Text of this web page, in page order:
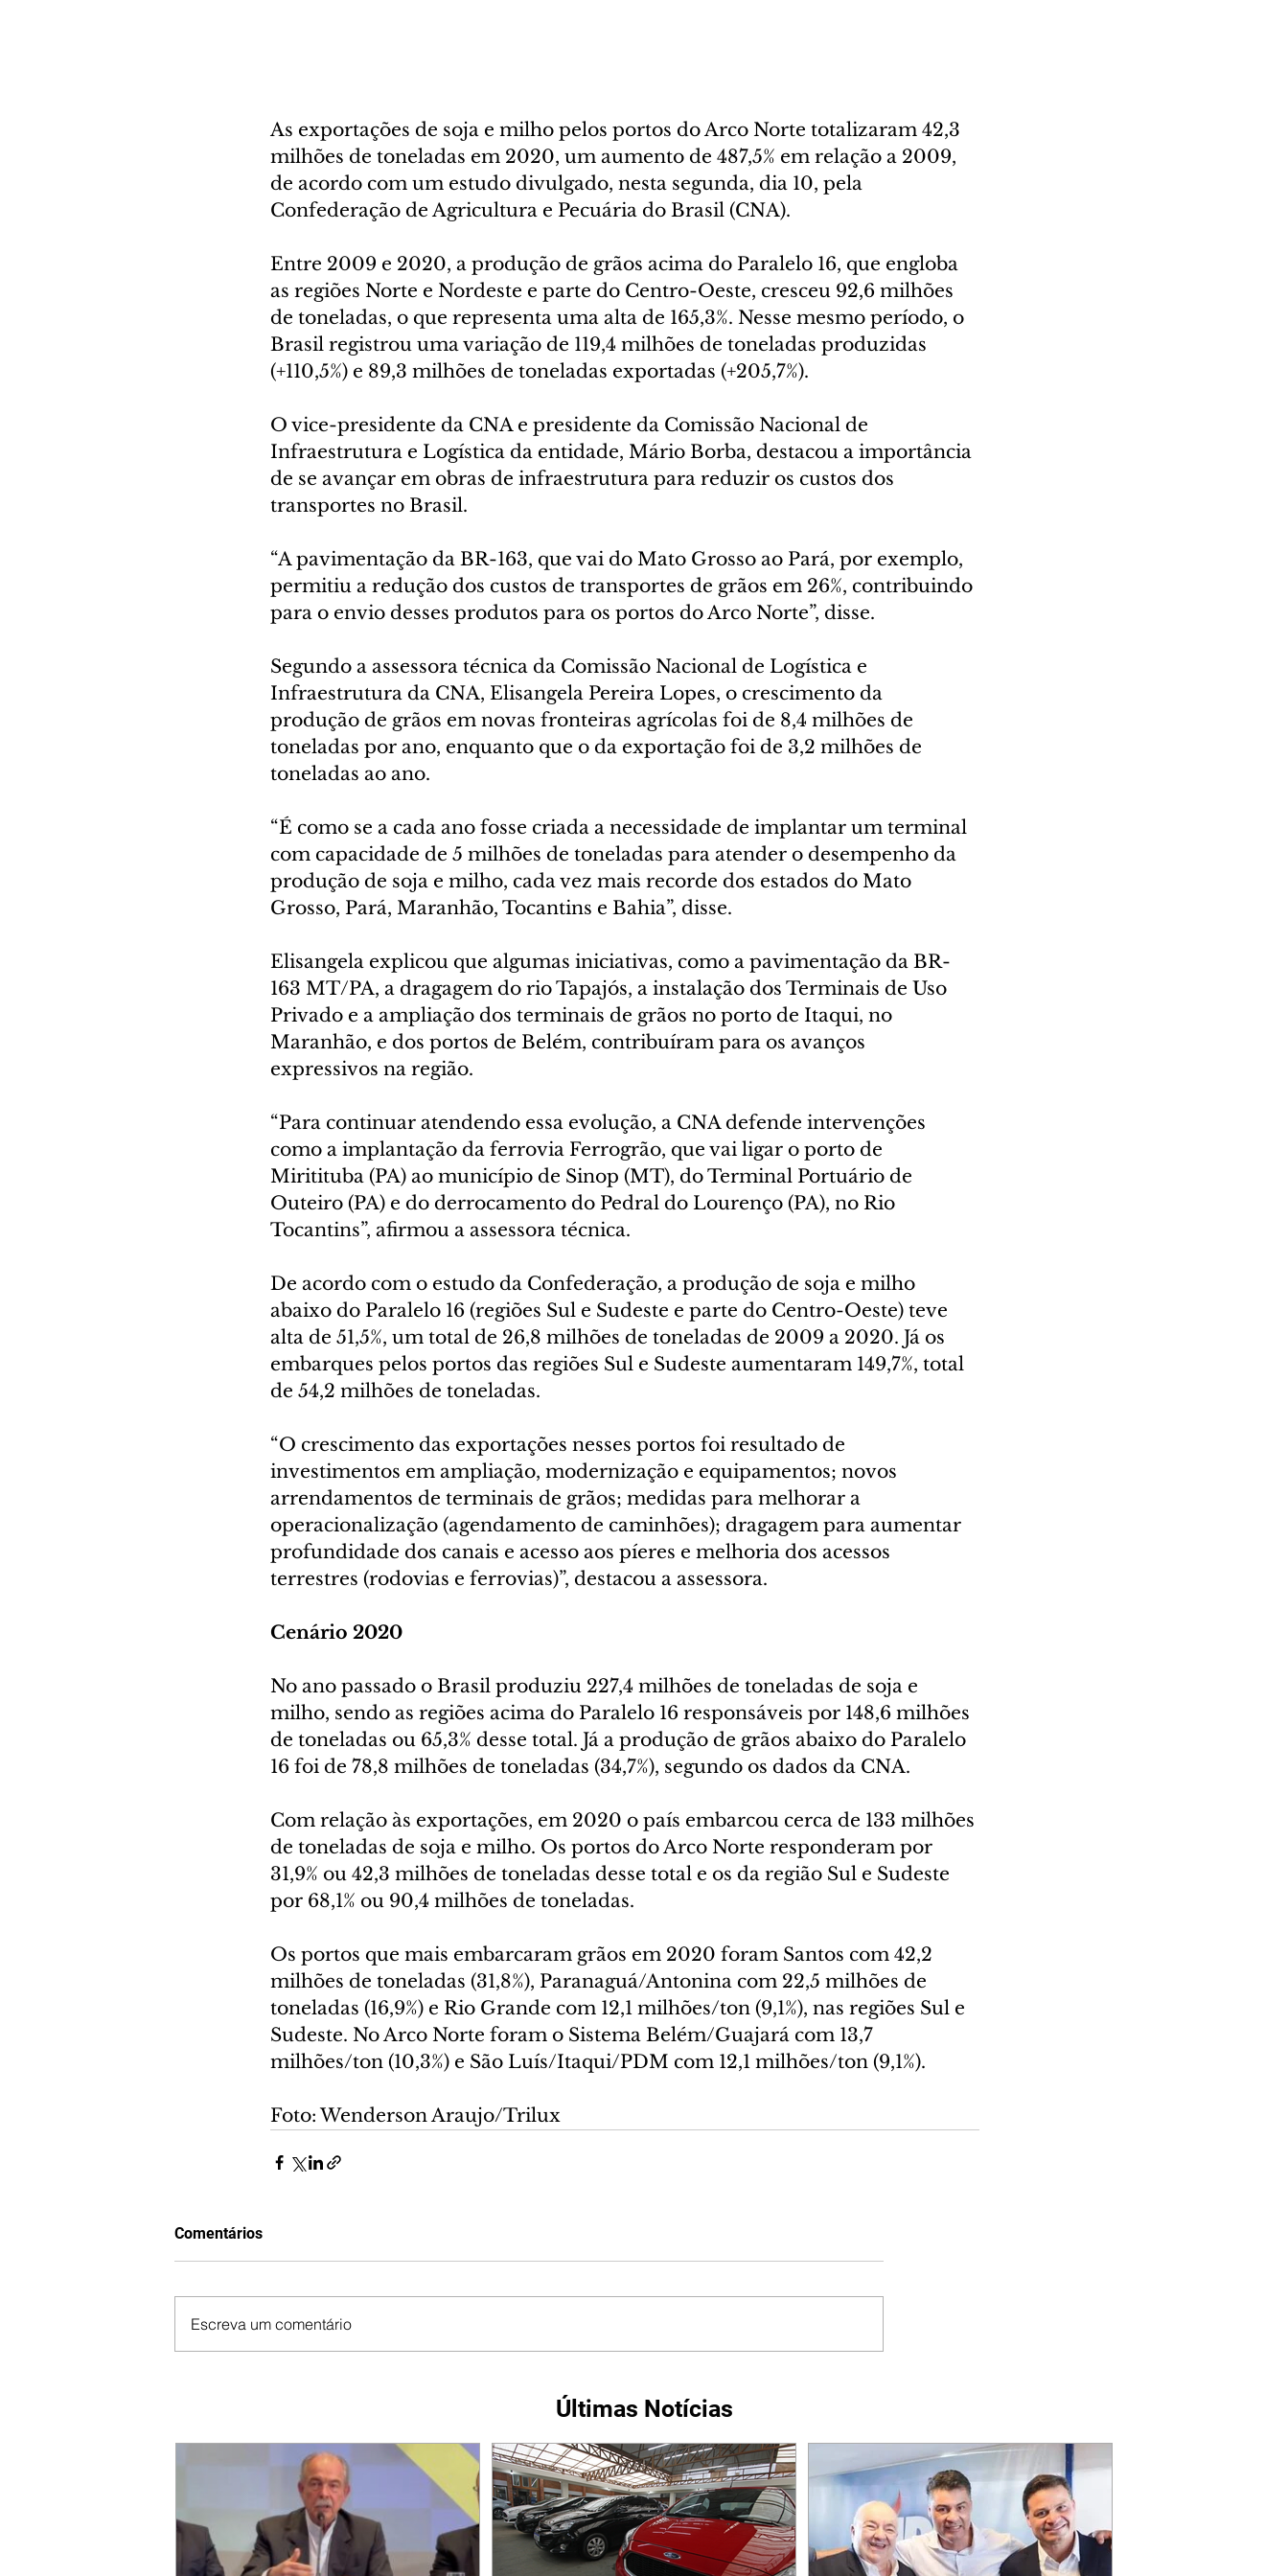
As exportações de soja e milho pelos portos do Arco Norte totalizaram 42,3
milhões de toneladas em 2020, um aumento de 487,5% em relação a 2009,
de acordo com um estudo divulgado, nesta segunda, dia 10, pela
Confederação de Agricultura e Pecuária do Brasil (CNA).
Entre 2009 e 2020, a produção de grãos acima do Paralelo 16, que engloba
as regiões Norte e Nordeste e parte do Centro-Oeste, cresceu 92,6 milhões
de toneladas, o que representa uma alta de 165,3%. Nesse mesmo período, o
Brasil registrou uma variação de 119,4 milhões de toneladas produzidas
(+110,5%) e 89,3 milhões de toneladas exportadas (+205,7%).
O vice-presidente da CNA e presidente da Comissão Nacional de
Infraestrutura e Logística da entidade, Mário Borba, destacou a importância
de se avançar em obras de infraestrutura para reduzir os custos dos
transportes no Brasil.
“A pavimentação da BR-163, que vai do Mato Grosso ao Pará, por exemplo,
permitiu a redução dos custos de transportes de grãos em 26%, contribuindo
para o envio desses produtos para os portos do Arco Norte”, disse.
Segundo a assessora técnica da Comissão Nacional de Logística e
Infraestrutura da CNA, Elisangela Pereira Lopes, o crescimento da
produção de grãos em novas fronteiras agrícolas foi de 8,4 milhões de
toneladas por ano, enquanto que o da exportação foi de 3,2 milhões de
toneladas ao ano.
“É como se a cada ano fosse criada a necessidade de implantar um terminal
com capacidade de 5 milhões de toneladas para atender o desempenho da
produção de soja e milho, cada vez mais recorde dos estados do Mato
Grosso, Pará, Maranhão, Tocantins e Bahia”, disse.
Elisangela explicou que algumas iniciativas, como a pavimentação da BR-
163 MT/PA, a dragagem do rio Tapajós, a instalação dos Terminais de Uso
Privado e a ampliação dos terminais de grãos no porto de Itaqui, no
Maranhão, e dos portos de Belém, contribuíram para os avanços
expressivos na região.
“Para continuar atendendo essa evolução, a CNA defende intervenções
como a implantação da ferrovia Ferrogrão, que vai ligar o porto de
Miritituba (PA) ao município de Sinop (MT), do Terminal Portuário de
Outeiro (PA) e do derrocamento do Pedral do Lourenço (PA), no Rio
Tocantins”, afirmou a assessora técnica.
De acordo com o estudo da Confederação, a produção de soja e milho
abaixo do Paralelo 16 (regiões Sul e Sudeste e parte do Centro-Oeste) teve
alta de 51,5%, um total de 26,8 milhões de toneladas de 2009 a 2020. Já os
embarques pelos portos das regiões Sul e Sudeste aumentaram 149,7%, total
de 54,2 milhões de toneladas.
“O crescimento das exportações nesses portos foi resultado de
investimentos em ampliação, modernização e equipamentos; novos
arrendamentos de terminais de grãos; medidas para melhorar a
operacionalização (agendamento de caminhões); dragagem para aumentar
profundidade dos canais e acesso aos píeres e melhoria dos acessos
terrestres (rodovias e ferrovias)”, destacou a assessora.
Cenário 2020
No ano passado o Brasil produziu 227,4 milhões de toneladas de soja e
milho, sendo as regiões acima do Paralelo 16 responsáveis por 148,6 milhões
de toneladas ou 65,3% desse total. Já a produção de grãos abaixo do Paralelo
16 foi de 78,8 milhões de toneladas (34,7%), segundo os dados da CNA.
Com relação às exportações, em 2020 o país embarcou cerca de 133 milhões
de toneladas de soja e milho. Os portos do Arco Norte responderam por
31,9% ou 42,3 milhões de toneladas desse total e os da região Sul e Sudeste
por 68,1% ou 90,4 milhões de toneladas.
Os portos que mais embarcaram grãos em 2020 foram Santos com 42,2
milhões de toneladas (31,8%), Paranaguá/Antonina com 22,5 milhões de
toneladas (16,9%) e Rio Grande com 12,1 milhões/ton (9,1%), nas regiões Sul e
Sudeste. No Arco Norte foram o Sistema Belém/Guajará com 13,7
milhões/ton (10,3%) e São Luís/Itaqui/PDM com 12,1 milhões/ton (9,1%).
Foto: Wenderson Araujo/Trilux
Comentários
Escreva um comentário
Últimas Notícias